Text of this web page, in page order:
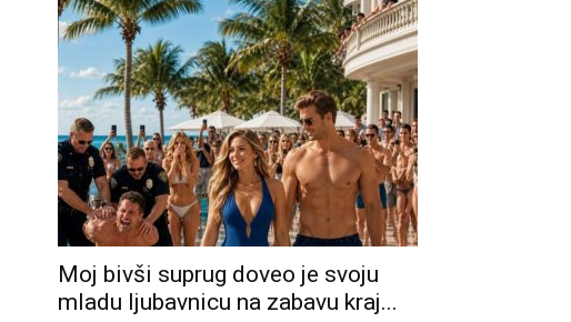
Moj bivši suprug doveo je svoju
mladu ljubavnicu na zabavu kraj...